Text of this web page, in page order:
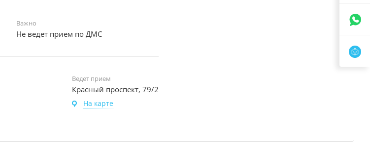
Важно
Не ведет прием по ДМС
Ведет прием
Красный проспект, 79/2
На карте